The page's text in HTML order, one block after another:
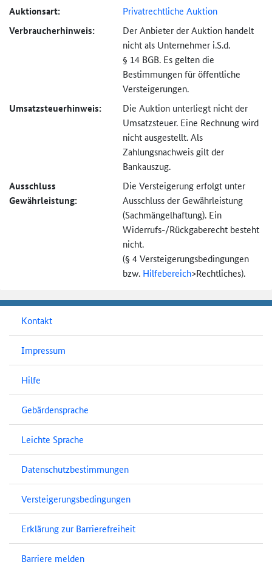
Auktionsart: Privatrechtliche Auktion
Verbraucher­hinweis:
Der Anbieter der Auktion handelt
nicht als Unternehmer i.S.d.
§ 14 BGB. Es gelten die
Bestimmungen für öffentliche
Versteigerungen.
Umsatzsteuer­hinweis:
Die Auktion unterliegt nicht der
Umsatzsteuer. Eine Rechnung wird
nicht ausgestellt. Als
Zahlungsnachweis gilt der
Bankauszug.
Ausschluss
Gewährleistung:
Die Versteigerung erfolgt unter
Ausschluss der Gewährleistung
(Sachmängel­haftung). Ein
Widerrufs-/Rückgaberecht besteht
nicht.
(§ 4 Versteigerungs­bedingungen
bzw. Hilfebereich>Rechtliches).
Kontakt
Impressum
Hilfe
Gebärdensprache
Leichte Sprache
Datenschutzbestimmungen
Versteigerungsbedingungen
Erklärung zur Barrierefreiheit
Barriere melden